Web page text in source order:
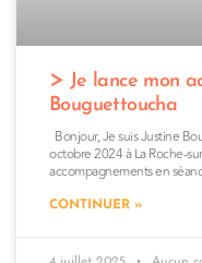
Je lance mon
Bouguettoucha
Bonjour, Je suis Justine
octobre 2024 à La Roche-
accompagnements en
CONTINUER »